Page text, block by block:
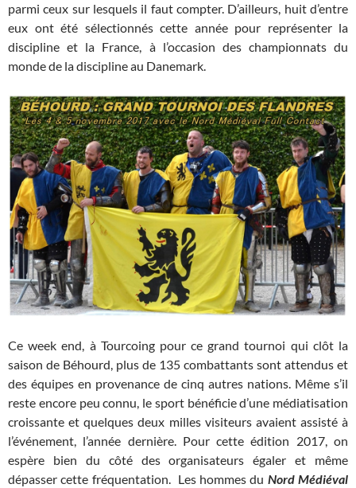
parmi ceux sur lesquels il faut compter. D’ailleurs, huit d’entre
eux ont été sélectionnés cette année pour représenter la
discipline et la France, à l’occasion des championnats du
monde de la discipline au Danemark.
Ce week end, à Tourcoing pour ce grand tournoi qui clôt la
saison de Béhourd, plus de 135 combattants sont attendus et
des équipes en provenance de cinq autres nations. Même s’il
reste encore peu connu, le sport bénéficie d’une médiatisation
croissante et quelques deux milles visiteurs avaient assisté à
l’événement, l’année dernière. Pour cette édition 2017, on
espère bien du côté des organisateurs égaler et même
dépasser cette fréquentation. Les hommes du Nord Médiéval